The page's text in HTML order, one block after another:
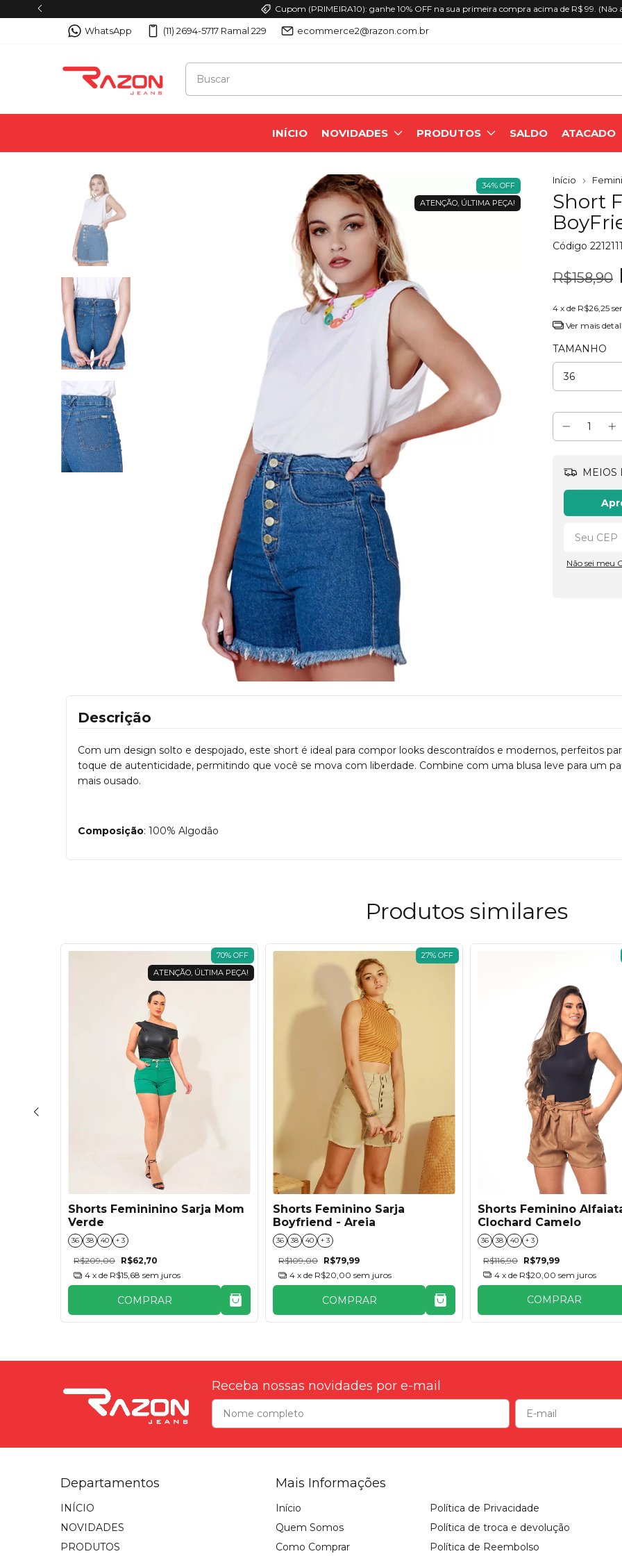
Cupom (PRIMEIRA10): ganhe 10% OFF na sua primeira compra acima de R$ 99.
WhatsApp (11) 2694-5717 Ramal 229 ecommerce2@razon.com.br
INÍCIO NOVIDADES PRODUTOS SALDO ATACADO
34% OFF
ATENÇÃO, ÚLTIMA PEÇA!
Início
Short
Código
R$158,90
4 x de R$26,25
Ver mais
TAMANHO
MEIOS
Não sei meu
Descrição
Com um design solto e despojado, este short é ideal para compor looks descontraídos e modernos, perfeitos
toque de autenticidade, permitindo que você se mova com liberdade. Combine com uma blusa leve para um
mais ousado.
Composição: 100% Algodão
Produtos similares
70% OFF
ATENÇÃO, ÚLTIMA PEÇA!
Shorts Femininino Sarja Mom
Verde
36 38 40 + 3
R$209,00 R$62,70
4 x de R$15,68 sem juros
COMPRAR
27% OFF
Shorts Feminino Sarja
Boyfriend - Areia
36 38 40 + 3
R$109,00 R$79,99
4 x de R$20,00 sem juros
COMPRAR
Shorts Feminino
Clochard Camelo
36 38 40 + 3
R$116,90 R$79,99
4 x de R$20,00 sem juros
COMPRAR
Receba nossas novidades por e-mail
Departamentos
INÍCIO
NOVIDADES
PRODUTOS
Mais Informações
Início
Quem Somos
Como Comprar
Política de Privacidade
Política de troca e devolução
Política de Reembolso